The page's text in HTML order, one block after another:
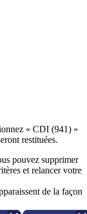
« CDI (941) »
restituées.
pouvez supprimer
et relancer votre
de la façon